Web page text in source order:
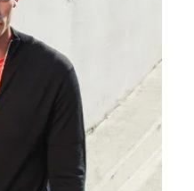
是否繳費成功／繳費後需取消欲退款等
付客戶支援中心」
【注意事項】
１．透過由恩沛科技股份有限公司提
交易，需依本服務之必要範圍內提供
求債權轉讓予恩沛科技股份有限公司。
２．關於個人資料處理事宜，請瀏覽以
https://aftee.tw/terms/#terms3
３．未成年的使用者請事先徵得法定
「AFTEE先享後付」，若未經同意申